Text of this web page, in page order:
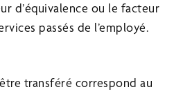
d’équivalence ou le facteur
passés de l’employé.
transféré correspond au